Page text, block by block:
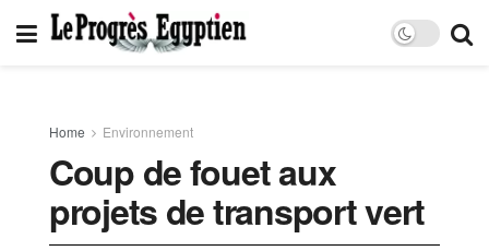
Home Environnement
Coup de fouet aux
projets de transport vert